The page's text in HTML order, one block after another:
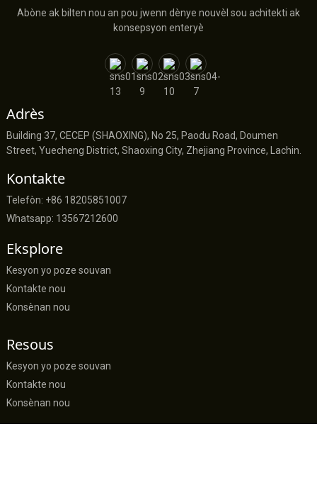
Abòne ak bilten nou an pou jwenn dènye nouvèl sou achitekti ak
konsepsyon enteryè
Adrès
Building 37, CECEP (SHAOXING), No 25, Paodu Road, Doumen
Street, Yuecheng District, Shaoxing City, Zhejiang Province, Lachin.
Kontakte
Telefòn: +86 18205851007
Whatsapp: 13567212600
Eksplore
Kesyon yo poze souvan
Kontakte nou
Konsènan nou
Resous
Kesyon yo poze souvan
Kontakte nou
Konsènan nou